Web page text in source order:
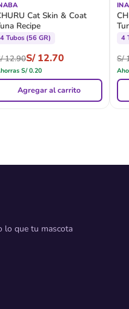
Cat Skin & Coat
Recipe
4 Tubos (56 GR)
12.90S/12.70
S/0.20
Agregar al carrito
4
S/
lo que tu mascota